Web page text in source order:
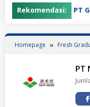
Rekomendasi:
PT
Homepage Fresh
PT